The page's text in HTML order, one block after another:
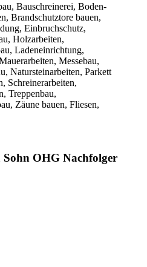
Bauschreinerei, Boden-
Brandschutztore bauen,
Einbruchschutz,
Holzarbeiten,
Ladeneinrichtung,
Messebau,
Natursteinarbeiten, Parkett
Schreinerarbeiten,
Treppenbau,
Zäune bauen, Fliesen,
OHG Nachfolger